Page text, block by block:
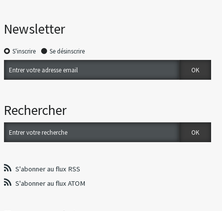
Newsletter
S'inscrire Se désinscrire
Rechercher
S'abonner au flux RSS
S'abonner au flux ATOM